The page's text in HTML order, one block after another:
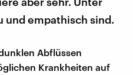
und empathisch sind.
Abflüssen
Krankheiten auf